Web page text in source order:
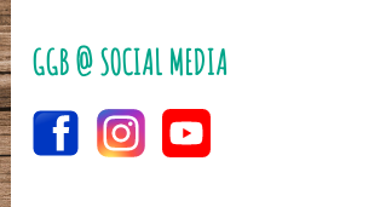
GGB @ SOCIAL MEDIA